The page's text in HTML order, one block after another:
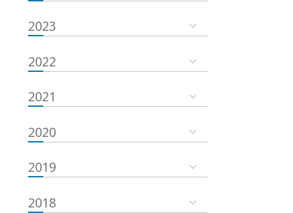
2023
2022
2021
2020
2019
2018